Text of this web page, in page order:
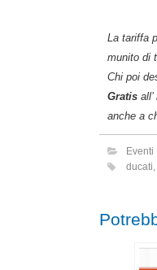
La tariffa
munito di
Chi poi
Gratis
anche a
Eventi
ducati